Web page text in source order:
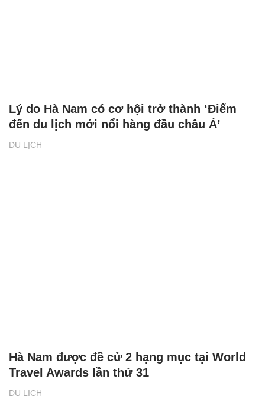
DU LỊCH
Lý do Hà Nam có cơ hội trở thành ‘Điểm
đến du lịch mới nổi hàng đầu châu Á’
DU LỊCH
Hà Nam được đề cử 2 hạng mục tại World
Travel Awards lần thứ 31